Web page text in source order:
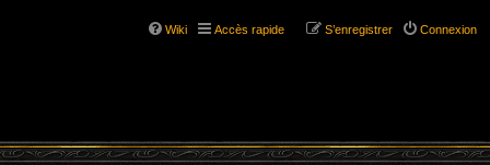
Wiki Accès rapide Connexion
S’enregistrer